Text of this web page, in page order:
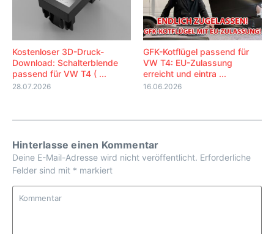
Kostenloser 3D-Druck-
Download: Schalterblende
passend für VW T4 ( ...
28.07.2026
GFK-Kotflügel passend für
VW T4: EU-Zulassung
erreicht und eintra ...
16.06.2026
Hinterlasse einen Kommentar
Deine E-Mail-Adresse wird nicht veröffentlicht. Erforderliche
Felder sind mit * markiert